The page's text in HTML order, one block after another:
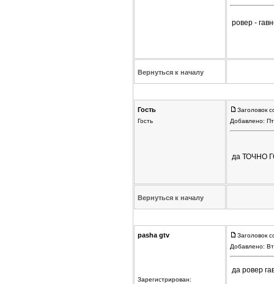
ровер -
Вернуться к началу
Гость
Гость
Заголовок
Добавлено:
да ТОЧНО
Вернуться к началу
pasha gtv
Зарегистрирован:
Заголовок
Добавлено:
да ровер